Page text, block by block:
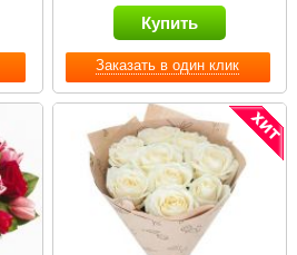
Заказать в один клик
Купить